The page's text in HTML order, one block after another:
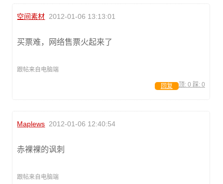
空间素材 2012-01-06 13:13:01
买票难，网络售票火起来了
跟帖来自电脑端
顶: 0 踩: 0
回复
Maplews 2012-01-06 12:40:54
赤裸裸的讽刺
跟帖来自电脑端